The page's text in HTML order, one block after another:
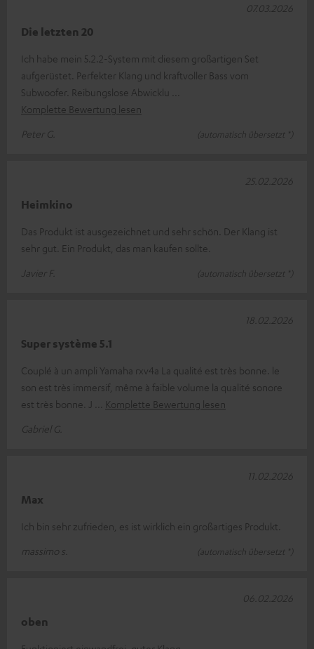
Die letzten 20
Ich habe mein 5.2.2-System mit diesem großartigen Set
aufgerüstet. Perfekter Klang und kraftvoller Bass vom
Subwoofer. Reibungslose Abwicklu
Komplette Bewertung lesen
Peter G.
(automatisch übersetzt *)
07.03.2026
Heimkino
Das Produkt ist ausgezeichnet und sehr schön. Der Klang ist
sehr gut. Ein Produkt, das man kaufen sollte.
Javier F.
(automatisch übersetzt *)
25.02.2026
Super système 5.1
Couplé à un ampli Yamaha rxv4a La qualité est très bonne. le
son est très immersif, même à faible volume la qualité sonore
est très bonne. J
Komplette Bewertung lesen
Gabriel G.
18.02.2026
Max
Ich bin sehr zufrieden, es ist wirklich ein großartiges Produkt.
massimo s.
(automatisch übersetzt *)
11.02.2026
oben
06.02.2026